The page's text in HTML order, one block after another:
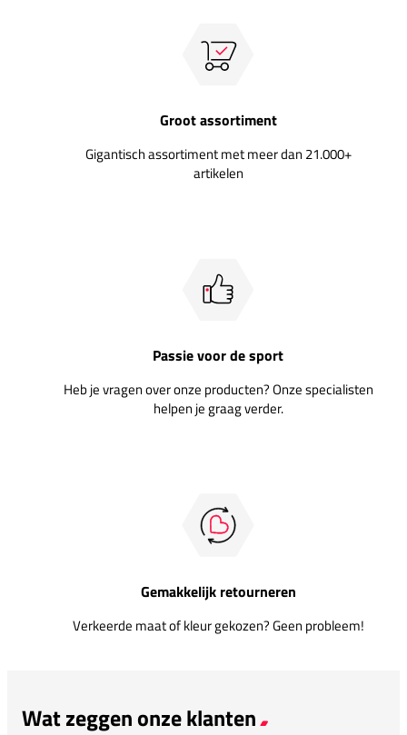
Groot assortiment
Gigantisch assortiment met meer dan 21.000+
artikelen
Passie voor de sport
Heb je vragen over onze producten? Onze specialisten
helpen je graag verder.
Gemakkelijk retourneren
Verkeerde maat of kleur gekozen? Geen probleem!
Wat zeggen onze klanten